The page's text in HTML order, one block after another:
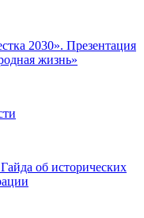
2030». Презентация
жизнь»
об исторических